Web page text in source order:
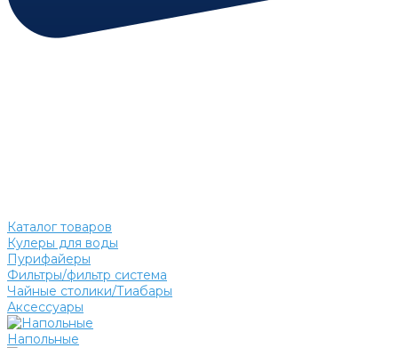
Каталог товаров
Кулеры для воды
Пурифайеры
Фильтры/фильтр система
Чайные столики/Тиабары
Аксессуары
Напольные